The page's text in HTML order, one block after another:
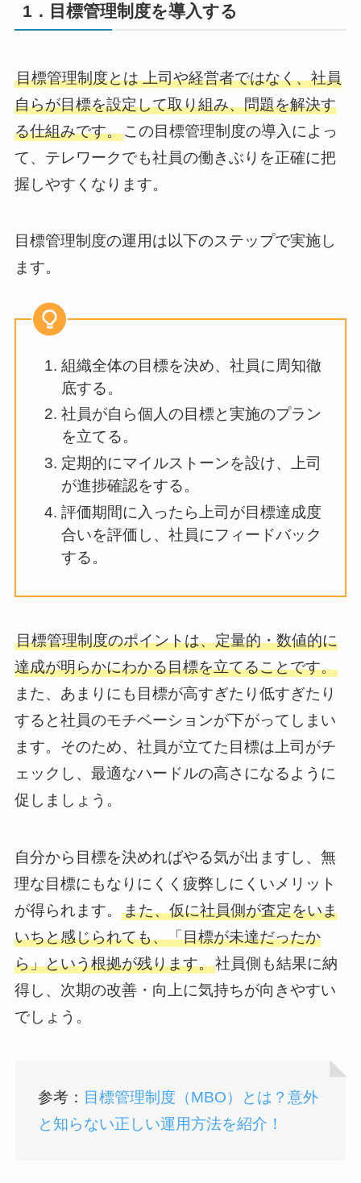
1．目標管理制度を導入する
目標管理制度とは 上司や経営者ではなく、社員
自らが目標を設定して取り組み、問題を解決す
る仕組みです。この目標管理制度の導入によっ
て、テレワークでも社員の働きぶりを正確に把
握しやすくなります。
目標管理制度の運用は以下のステップで実施し
ます。
組織全体の目標を決め、社員に周知徹
底する。
社員が自ら個人の目標と実施のプラン
を立てる。
定期的にマイルストーンを設け、上司
が進捗確認をする。
評価期間に入ったら上司が目標達成度
合いを評価し、社員にフィードバック
する。
目標管理制度のポイントは、定量的・数値的に
達成が明らかにわかる目標を立てることです。
また、あまりにも目標が高すぎたり低すぎたり
すると社員のモチベーションが下がってしまい
ます。そのため、社員が立てた目標は上司がチ
ェックし、最適なハードルの高さになるように
促しましょう。
自分から目標を決めればやる気が出ますし、無
理な目標にもなりにくく疲弊しにくいメリット
が得られます。 また、仮に社員側が査定をいま
いちと感じられても、「目標が未達だったか
ら」という根拠が残ります。社員側も結果に納
得し、次期の改善・向上に気持ちが向きやすい
でしょう。
参考： 目標管理制度（MBO）とは？意外
と知らない正しい運用方法を紹介！